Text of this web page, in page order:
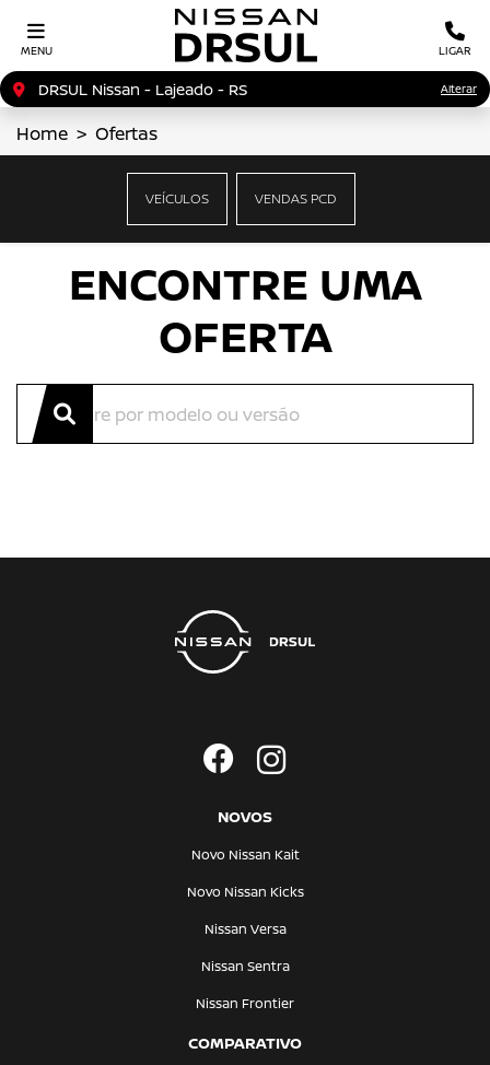
MENU LIGAR
DRSUL Nissan - Lajeado - RS Alterar
Home Ofertas
VEÍCULOS VENDAS PCD
OFERTAS NISSAN
Clique e solicite sua proposta.
ENCONTRE UMA
OFERTA
NOVOS
Novo Nissan Kait
Novo Nissan Kicks
Nissan Versa
Nissan Sentra
Nissan Frontier
COMPARATIVO